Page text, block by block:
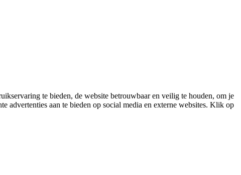
te bieden, de website betrouwbaar en veilig te houden, om je
advertenties aan te bieden op social media en externe websites. Klik op